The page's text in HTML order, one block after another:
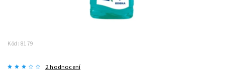
Kód: 8179
2 hodnocení